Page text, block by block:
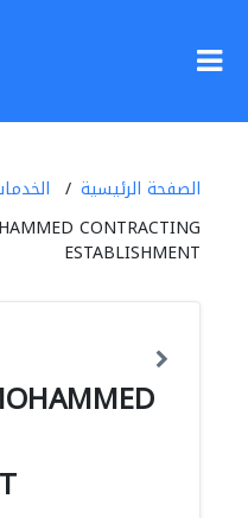
الصفحة الرئيسية
CONTRACTING
ESTABLISHMENT